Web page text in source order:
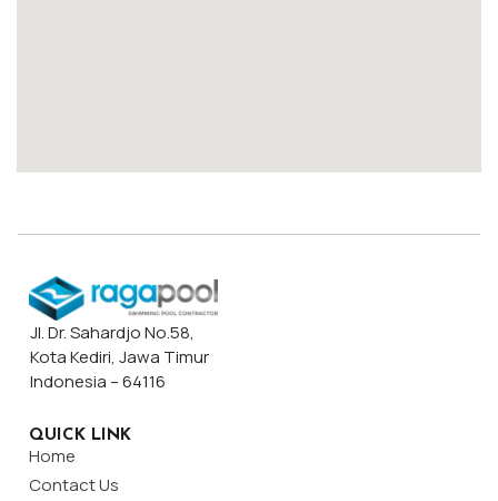
Jl. Dr. Sahardjo No.58,
Kota Kediri, Jawa Timur
Indonesia – 64116
QUICK LINK
Home
Contact Us